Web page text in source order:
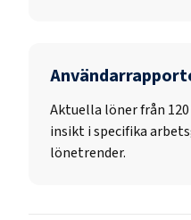
Aktuella löner från
insikt i specifika
lönetrender.